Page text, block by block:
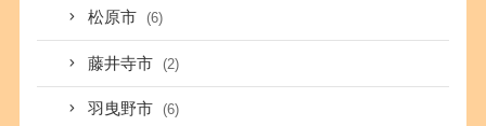
松原市 (6)
藤井寺市 (2)
羽曳野市 (6)